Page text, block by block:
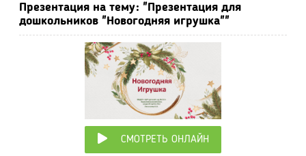
Презентация на тему: "Презентация для
дошкольников "Новогодняя игрушка""
СМОТРЕТЬ ОНЛАЙН